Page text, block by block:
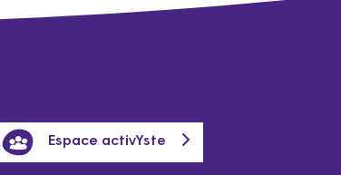
Espace activYste